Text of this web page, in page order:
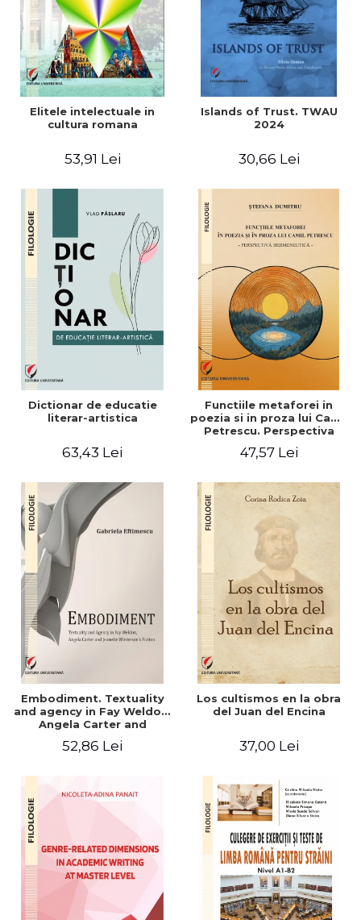
Elitele intelectuale in
cultura romana
53,91 Lei
Islands of Trust. TWAU
2024
30,66 Lei
Dictionar de educatie
literar-artistica
63,43 Lei
Functiile metaforei in
poezia si in proza lui Camil
Petrescu. Perspectiva
47,57 Lei
Embodiment. Textuality
and agency in Fay Weldon,
Angela Carter and
fiction
52,86 Lei
Los cultismos en la obra
del Juan del Encina
37,00 Lei